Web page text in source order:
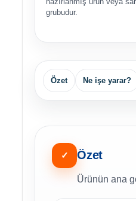
grubudur.
Özet Ne işe yarar?
✓ Özet
Ürünün ana